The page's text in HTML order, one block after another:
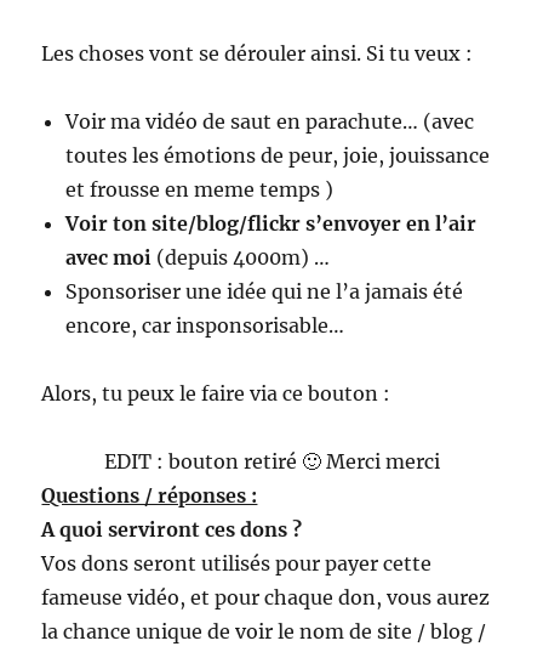
Les choses vont se dérouler ainsi. Si tu veux :
Voir ma vidéo de saut en parachute… (avec
toutes les émotions de peur, joie, jouissance
et frousse en meme temps )
Voir ton site/blog/flickr s’envoyer en l’air
avec moi (depuis 4000m) …
Sponsoriser une idée qui ne l’a jamais été
encore, car insponsorisable…
Alors, tu peux le faire via ce bouton :
EDIT : bouton retiré 🙂 Merci merci
Questions / réponses :
A quoi serviront ces dons ?
Vos dons seront utilisés pour payer cette
fameuse vidéo, et pour chaque don, vous aurez
la chance unique de voir le nom de site / blog /